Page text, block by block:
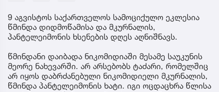
9 აგვისტოს საქართველოს სამოციქულო ეკლესია
წმინდა დიდმოწამისა და მკურნალის,
პანტელეიმონის ხსენების დღეს აღნიშნავს.
წმინდანი დაიბადა ნიკომიდიაში მესამე საუკუნის
მეორე ნახევარში. არ არსებობს ტაძარი, რომელშიც
არ იყოს დაბრძანებული ნიკომიდიელი მკურნალის,
წმინდა პანტელეიმონის ხატი. იგი ოცდაცხრა წლისა